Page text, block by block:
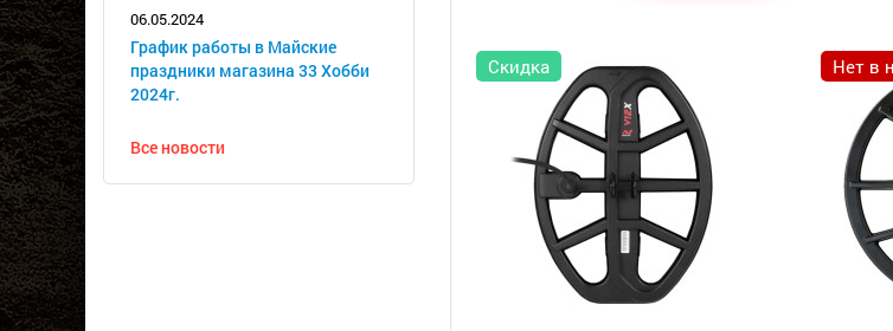
06.05.2024
График работы в Майские
праздники магазина 33 Хобби
2024г.
Все новости
Скидка Нет в